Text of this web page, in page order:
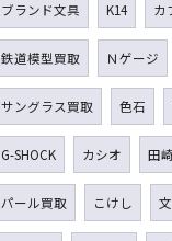
ブランド文具 K14 カ
鉄道模型買取 Ｎゲージ
サングラス買取 色石
G-SHOCK カシオ 田
パール買取 こけし